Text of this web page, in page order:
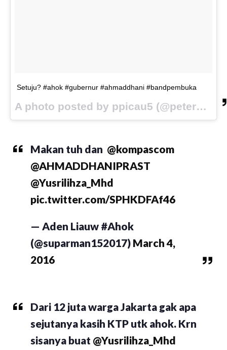
Setuju? #ahok #gubernur #ahmaddhani #bandpembuka
A photo posted by ppicau5 (@peterpicaulima) on
Makan tuh dan @kompascom
@AHMADDHANIPRAST
@Yusrilihza_Mhd
pic.twitter.com/SPHKDFAf46
— Aden Liauw #Ahok
(@suparman152017) March 4,
2016
Dari 12 juta warga Jakarta gak apa
sejutanya kasih KTP utk ahok. Krn
sisanya buat @Yusrilihza_Mhd